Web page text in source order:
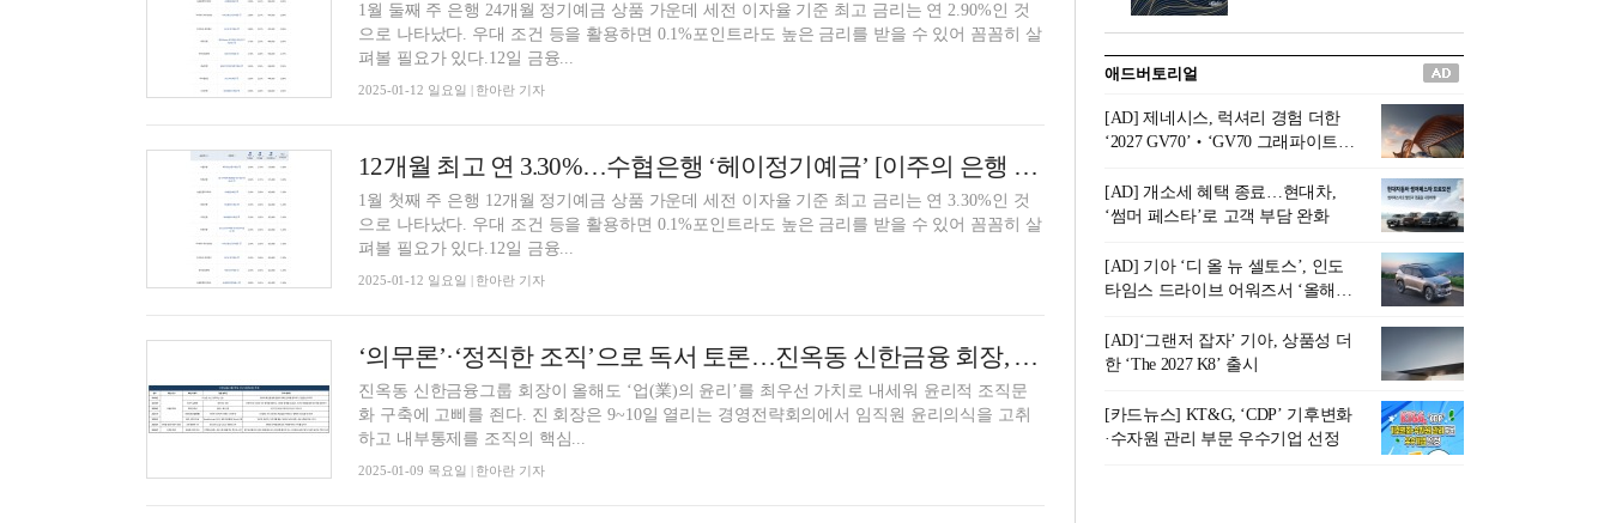
1월 둘째 주 은행 24개월 정기예금 상품 가운데 세전 이자율 기준 최고 금리는 연 2.90%인 것
으로 나타났다. 우대 조건 등을 활용하면 0.1%포인트라도 높은 금리를 받을 수 있어 꼼꼼히 살
펴볼 필요가 있다.12일 금융...
2025-01-12 일요일 | 한아란 기자
12개월 최고 연 3.30%…수협은행 ‘헤이정기예금’ [이주의 은행 예금금리-1월 2주]
1월 첫째 주 은행 12개월 정기예금 상품 가운데 세전 이자율 기준 최고 금리는 연 3.30%인 것
으로 나타났다. 우대 조건 등을 활용하면 0.1%포인트라도 높은 금리를 받을 수 있어 꼼꼼히 살
펴볼 필요가 있다.12일 금융...
2025-01-12 일요일 | 한아란 기자
‘의무론’·‘정직한 조직’으로 독서 토론…진옥동 신한금융 회장, 임직원 ‘업의 윤리’ 되새긴다
진옥동 신한금융그룹 회장이 올해도 ‘업(業)의 윤리’를 최우선 가치로 내세워 윤리적 조직문
화 구축에 고삐를 죈다. 진 회장은 9~10일 열리는 경영전략회의에서 임직원 윤리의식을 고취
하고 내부통제를 조직의 핵심...
2025-01-09 목요일 | 한아란 기자
록 고문은 새로운 시각을 제시
0년의 과도기는 지옥이 아니라
정화와 성장의 공간인 ‘은퇴연
옥(Purgatory)’이라는 것이다.
연옥은 고통스럽지만 끝이 있
으며, 준비를 통해 천국으로 나
아갈 수 있는 희망의 장소라고
말한
통 관료 출신으로 한국 금융의
주요 변곡점마다 중요한 역할
을 하고 금융 경영인으로서 큰
족적을 남긴 김 전 회장이 후배
세대에게 전하는 삶의 조언을
담은 인생 노트다.『물처럼 흐
르고 원칙으로 서다』는 단순
한 자서전을 넘어, 실패를 두려
워하지 않는 용기와 자신에 대
한 믿음이 어떻게 삶을 풍요롭
게 만드는지를 보여주는 지혜
의 보고로 평가된다.김용환 전
회장은 “인생의 목표가 크더라
도 조급해하지 말고 작은 것부
터 하나 하나 성취해 나가
라”고 조언한다. 뼈아픈 실패
조차 성공의 뼈대가 된다는 긍
애드버토리얼
[AD] 제네시스, 럭셔리 경험 더한
‘2027 GV70’‧‘GV70 그래파이트’
[AD] 개소세 혜택 종료…현대차,
‘썸머 페스타’로 고객 부담 완화
[AD] 기아 ‘디 올 뉴 셀토스’, 인도
타임스 드라이브 어워즈서 ‘올해의
[AD]‘그랜저 잡자’ 기아, 상품성 더
한 ‘The 2027 K8’ 출시
[카드뉴스] KT&G, ‘CDP’ 기후변화
·수자원 관리 부문 우수기업 선정